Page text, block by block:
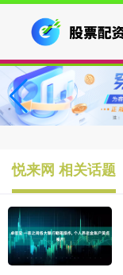
悦来网 相关话题